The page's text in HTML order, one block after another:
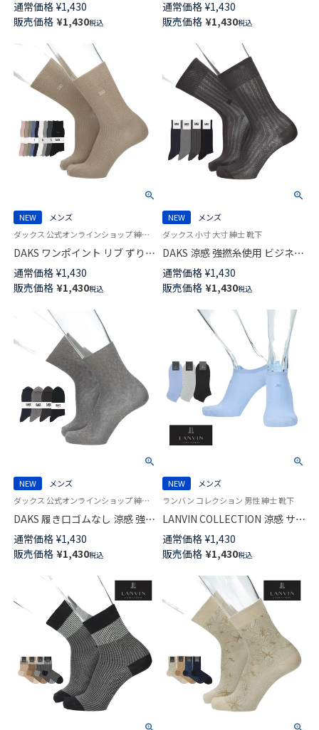
ドル丈 カジュアル ソックス メ
ンズ 02512679
通常価格 ¥1,430
販売価格 ¥1,430税込
リンクス クルー丈 カジュアル
ソックス メンズ 02512678
通常価格 ¥1,430
販売価格 ¥1,430税込
NEW
メンズ
ダックス 公式オンラインショップ 紳士 靴下
DAKS ワンポイント リブ ずり落
ちにくい仕様 消臭加工 24cm丈
クルー丈 カジュアル ソックス
日本製 メンズ 02512065
通常価格 ¥1,430
販売価格 ¥1,430税込
NEW
メンズ
ダックス 小寸 大寸 紳士 靴下
DAKS 涼感 強撚糸使用 ビジネス
ソックス 足底メッシュ編み 抗
菌防臭 かかとしっかりホールド
ストライプメッシュ クルー丈
メンズ【24-25cm】【27-28cm】
02502574
通常価格 ¥1,430
販売価格 ¥1,430税込
NEW
メンズ
ダックス 公式オンラインショップ 紳士 靴下
DAKS 履き口ゴムなし 涼感 強撚
糸使用 ビジネスソックス 抗菌
防臭 消臭加工 ミドル丈 メンズ
02502720
通常価格 ¥1,430
販売価格 ¥1,430税込
NEW
メンズ
ランバン コレクション 男性 紳士 靴下
LANVIN COLLECTION 涼感 サラ
っとした加工糸使用 抗菌防臭
ダイヤモンド メッシュ スニー
カー丈 カジュアル ソックス メ
ンズ 日本製 02452323
通常価格 ¥1,430
販売価格 ¥1,430税込